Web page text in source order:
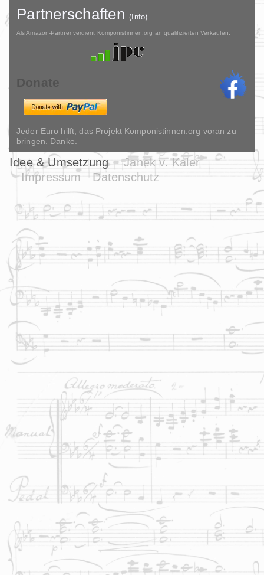
Partnerschaften(Info)
Als Amazon-Partner verdient Komponistinnen.org an qualifizierten Verkäufen.
Donate
Jeder Euro hilft, das Projekt Komponistinnen.org voran zu
bringen. Danke.
Idee & Umsetzung
Janek v. Kaler
Impressum
Datenschutz